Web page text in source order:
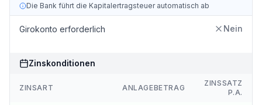
Die Bank führt die Kapitalertragsteuer automatisch ab
Girokonto erforderlich Nein
Zinskonditionen
ZINSART ANLAGEBETRAG
ZINSSATZ
P.A.